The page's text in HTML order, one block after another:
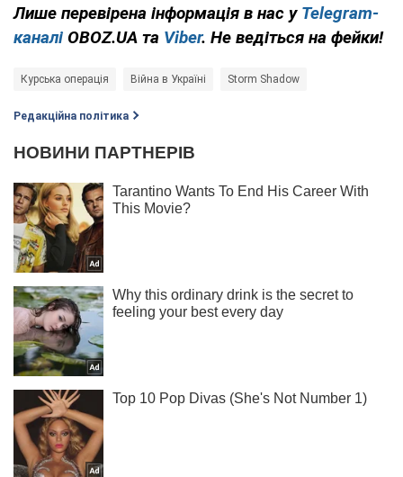
Лише перевірена інформація в нас у Telegram-
каналі OBOZ.UA та Viber. Не ведіться на фейки!
Курська операція Війна в Україні Storm Shadow
Редакційна політика